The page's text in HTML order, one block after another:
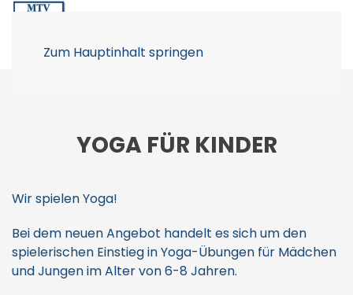
Zum Hauptinhalt springen
YOGA FÜR KINDER
Wir spielen Yoga!
Bei dem neuen Angebot handelt es sich um den
spielerischen Einstieg in Yoga-Übungen für Mädchen
und Jungen im Alter von 6-8 Jahren.